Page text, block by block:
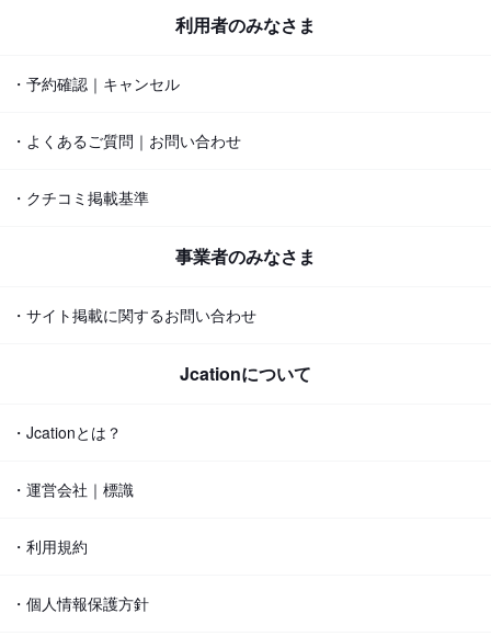
利用者のみなさま
・予約確認｜キャンセル
・よくあるご質問｜お問い合わせ
・クチコミ掲載基準
事業者のみなさま
・サイト掲載に関するお問い合わせ
Jcationについて
・Jcationとは？
・運営会社｜標識
・利用規約
・個人情報保護方針